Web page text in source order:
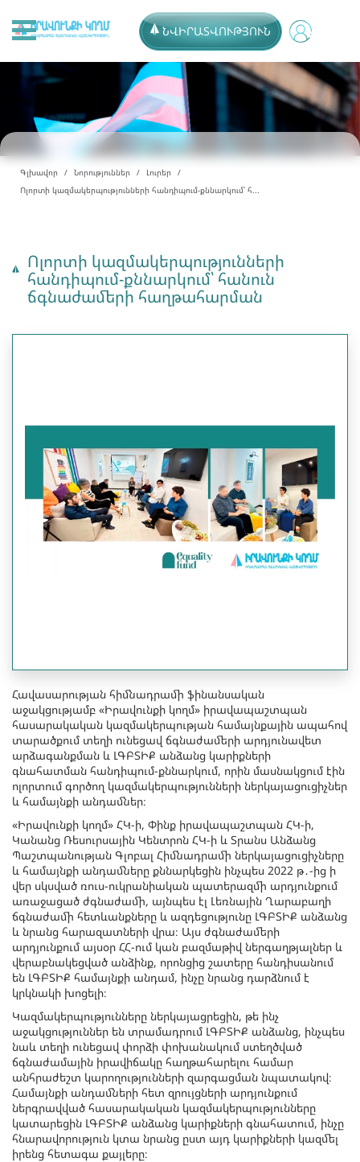
ՆՎԻՐԱՏՎՈՒԹՅՈՒՆ
Գլխավոր Նորություններ
Լուրեր
Ոլորտի կազմակերպությունների հանդիպում-քննարկում՝ հ...
Ոլորտի կազմակերպությունների
հանդիպում-քննարկում՝ հանուն
ճգնաժամերի հաղթահարման
Հավասարության հիմնադրամի ֆինանսական
աջակցությամբ «Իրավունքի կողմ» իրավապաշտպան
հասարակական կազմակերպության համայնքային ապահով
տարածքում տեղի ունեցավ ճգնաժամերի արդյունավետ
արձագանքման և ԼԳԲՏԻՔ անձանց կարիքների
գնահատման հանդիպում-քննարկում, որին մասնակցում էին
ոլորտում գործող կազմակերպությունների ներկայացուցիչներ
և համայնքի անդամներ։
«Իրավունքի կողմ» ՀԿ-ի, Փինք իրավապաշտպան ՀԿ-ի,
Կանանց Ռեսուրսային Կենտրոն ՀԿ-ի և Տրանս Անձանց
Պաշտպանության Գլոբալ Հիմնադրամի ներկայացուցիչները
և համայնքի անդամները քննարկեցին ինչպես 2022 թ․-ից ի
վեր սկսված ռուս-ուկրանիական պատերազմի արդյունքում
առաջացած ժգնաժամի, այնպես էլ Լեռնային Ղարաբաղի
ճգնաժամի հետևանքները և ազդեցությունը ԼԳԲՏԻՔ անձանց
և նրանց հարազատների վրա։ Այս ժգնաժամերի
արդյունքում այսօր ՀՀ-ում կան բազմաթիվ ներգաղթյալներ և
վերաբնակեցված անձինք, որոնցից շատերը հանդիսանում
են ԼԳԲՏԻՔ համայնքի անդամ, ինչը նրանց դարձնում է
կրկնակի խոցելի։
Կազմակերպությունները ներկայացրեցին, թե ինչ
աջակցություններ են տրամադրում ԼԳԲՏԻՔ անձանց, ինչպես
նաև տեղի ունեցավ փորձի փոխանակում ստեղծված
ճգնաժամային իրավիճակը հաղթահարելու համար
անհրաժեշտ կարողությունների զարգացման նպատակով։
Համայնքի անդամների հետ զրույցների արդյունքում
ներգրավված հասարակական կազմակերպությունները
կատարեցին ԼԳԲՏԻՔ անձանց կարիքների գնահատում, ինչը
հնարավորություն կտա նրանց ըստ այդ կարիքների կազմել
իրենց հետագա քայլերը։